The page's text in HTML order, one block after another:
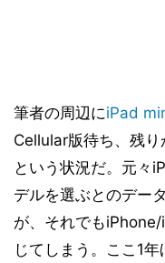
筆者の周辺にiPad
Cellular版待ち、残
という状況だ。元々
デルを選ぶとのデー
が、それでも
じてしまう。ここ1